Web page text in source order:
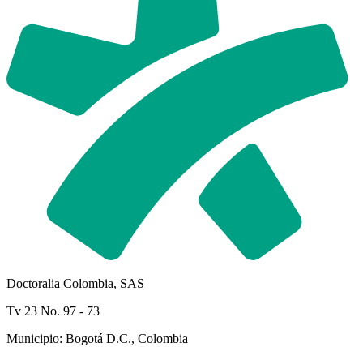
Doctoralia Colombia, SAS
Tv 23 No. 97 - 73
Municipio: Bogotá D.C., Colombia